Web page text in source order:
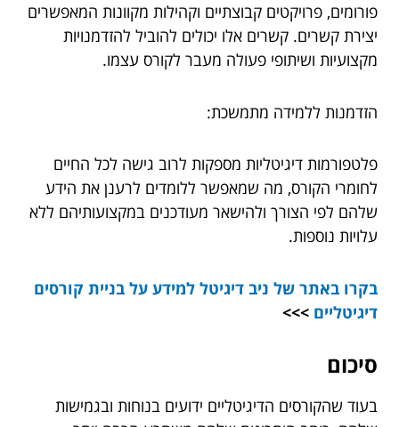
פורומים, פרויקטים קבוצתיים וקהילות מקוונות המאפשרים
יצירת קשרים. קשרים אלו יכולים להוביל להזדמנויות
מקצועיות ושיתופי פעולה מעבר לקורס עצמו.
הזדמנות ללמידה מתמשכת:
פלטפורמות דיגיטליות מספקות לרוב גישה לכל החיים
לחומרי הקורס, מה שמאפשר ללומדים לרענן את הידע
שלהם לפי הצורך ולהישאר מעודכנים במקצועותיהם ללא
עלויות נוספות.
בקרו באתר של ניב דיגיטל למידע על בניית קורסים
דיגיטליים >>>
סיכום
בעוד שהקורסים הדיגיטליים ידועים בנוחות ובגמישות